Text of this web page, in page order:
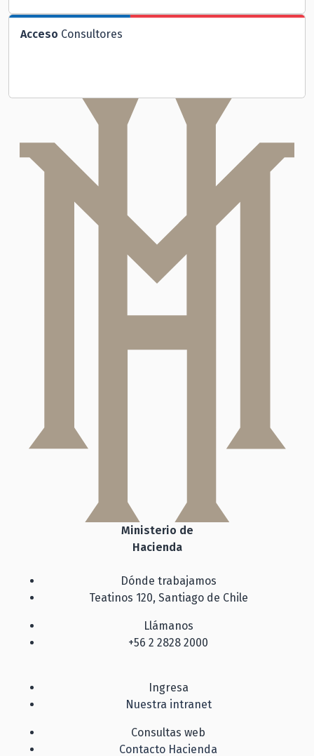
Acceso Consultores
Ministerio de
Hacienda
Dónde trabajamos
Teatinos 120, Santiago de Chile
Llámanos
+56 2 2828 2000
Ingresa
Nuestra intranet
Consultas web
Contacto Hacienda